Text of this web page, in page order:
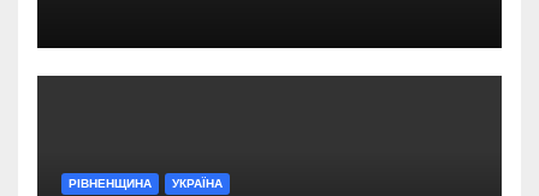
РІВНЕНЩИНА УКРАЇНА